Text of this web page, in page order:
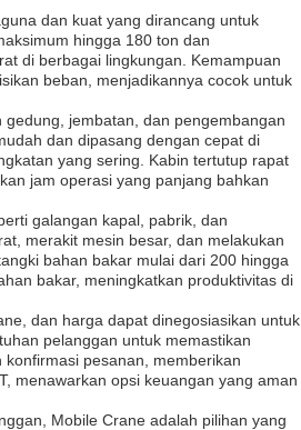
dan kuat yang dirancang untuk
hingga 180 ton dan
di berbagai lingkungan. Kemampuan
beban, menjadikannya cocok untuk
jembatan, dan pengembangan
dan dipasang dengan cepat di
yang sering. Kabin tertutup rapat
jam operasi yang panjang bahkan
galangan kapal, pabrik, dan
merakit mesin besar, dan melakukan
bahan bakar mulai dari 200 hingga
bakar, meningkatkan produktivitas di
dan harga dapat dinegosiasikan untuk
pelanggan untuk memastikan
pesanan, memberikan
menawarkan opsi keuangan yang aman
Mobile Crane adalah pilihan yang